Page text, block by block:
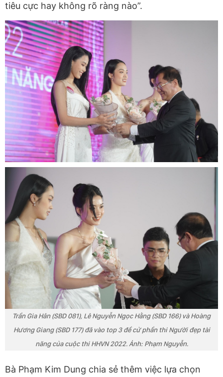
tiêu cực hay không rõ ràng nào”.
Trần Gia Hân (SBD 081), Lê Nguyễn Ngọc Hằng (SBD 166) và Hoàng
Hương Giang (SBD 177) đã vào top 3 đề cử phần thi Người đẹp tài
năng của cuộc thi HHVN 2022. Ảnh: Phạm Nguyễn.
Bà Phạm Kim Dung chia sẻ thêm việc lựa chọn